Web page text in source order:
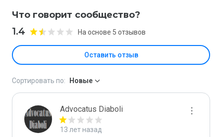
Что говорит сообщество?
1.4 На основе 5 отзывов
Оставить отзыв
Сортировать по: Новые
Advocatus Diaboli
13 лет назад